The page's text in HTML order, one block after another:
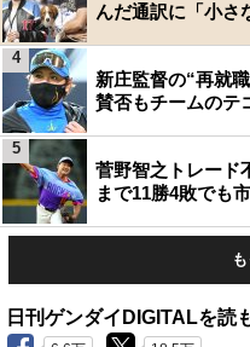
んだ通訳に「小さ
新庄監督の“再就
賛否もチームのテ
4
菅野智之トレード
まで11勝4敗でも
5
日刊ゲンダイDIGITALを読